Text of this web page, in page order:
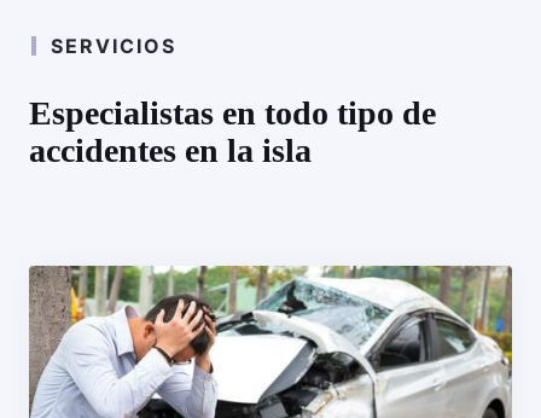
SERVICIOS
Especialistas en todo tipo de
accidentes en la isla